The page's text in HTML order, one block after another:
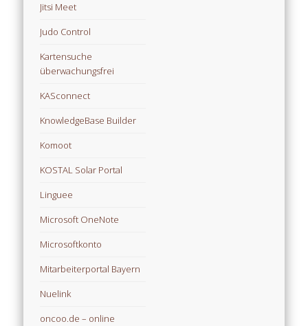
Jitsi Meet
Judo Control
Kartensuche
überwachungsfrei
KASconnect
KnowledgeBase Builder
Komoot
KOSTAL Solar Portal
Linguee
Microsoft OneNote
Microsoftkonto
Mitarbeiterportal Bayern
Nuelink
oncoo.de – online